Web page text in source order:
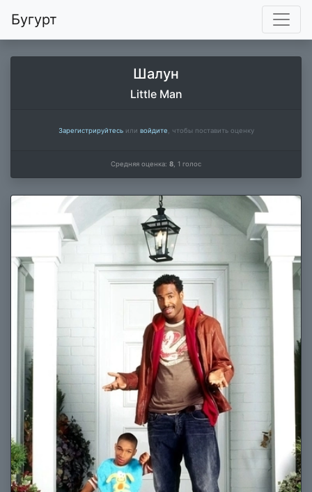
Бугурт
Шалун
Little Man
Зарегистрируйтесьили войдите , чтобы поставить оценку
Средняя оценка: 8 1 голос